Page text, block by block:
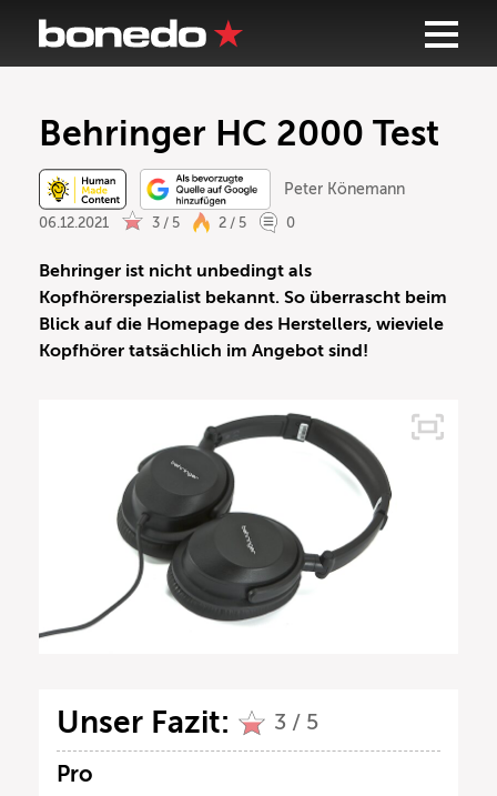
Behringer HC 2000 Test
Peter Könemann
06.12.2021 3 / 5 2 / 5 0
Behringer ist nicht unbedingt als
Kopfhörerspezialist bekannt. So überrascht beim
Blick auf die Homepage des Herstellers, wieviele
Kopfhörer tatsächlich im Angebot sind!
Unser Fazit: 3 / 5
Pro